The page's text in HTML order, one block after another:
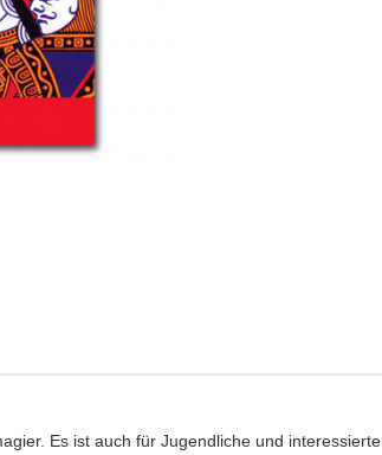
Es ist auch für Jugendliche und interessierte